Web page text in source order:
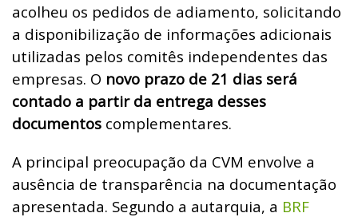
acolheu os pedidos de adiamento, solicitando
a disponibilização de informações adicionais
utilizadas pelos comitês independentes das
empresas. O novo prazo de 21 dias será
contado a partir da entrega desses
documentos complementares.
A principal preocupação da CVM envolve a
ausência de transparência na documentação
apresentada. Segundo a autarquia, a BRF